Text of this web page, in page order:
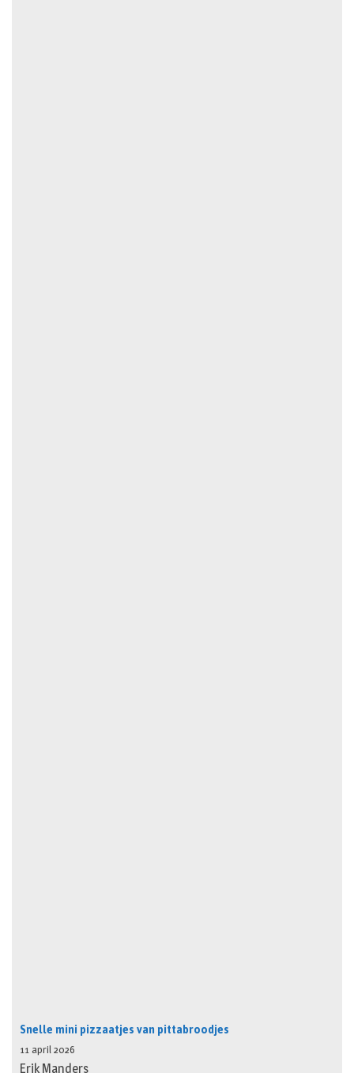
Snelle mini pizzaatjes van pittabroodjes
11 april 2026
Erik Manders